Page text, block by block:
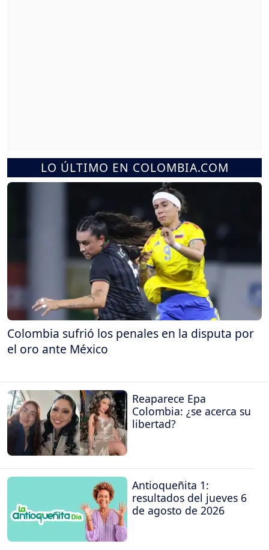
LO ÚLTIMO EN COLOMBIA.COM
Colombia sufrió los penales en la disputa por
el oro ante México
Reaparece Epa
Colombia: ¿se acerca su
libertad?
Antioqueñita 1:
resultados del jueves 6
de agosto de 2026